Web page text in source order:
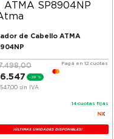
de Cabello ATMA
.498,00
.547 -29 %
sin IVA
Pagá en 12 cuotas
14 cuotas fijas
¡ÚLTIMAS UNIDADES DISPONIBLES!